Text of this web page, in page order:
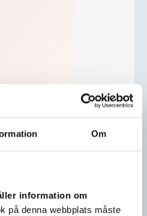
Om
information om
på denna webbplats måste